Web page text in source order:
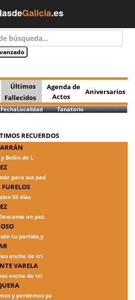
Galicia.es
Últimos
Fallecidos
Agenda de
Actos
Aniversarios
FechaLocalidad Tanatorio
RECUERDOS
Belén de L
para sus pad
55 días
en paz.
tu partida,y
enche de tri
VARELA
enche de tri
y perdemos ya